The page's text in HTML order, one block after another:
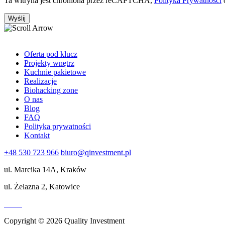
Oferta pod klucz
Projekty wnętrz
Kuchnie pakietowe
Realizacje
Biohacking zone
O nas
Blog
FAQ
Polityka prywatności
Kontakt
+48 530 723 966 biuro@qinvestment.pl
ul. Marcika 14A, Kraków
ul. Żelazna 2, Katowice
Copyright © 2026 Quality Investment